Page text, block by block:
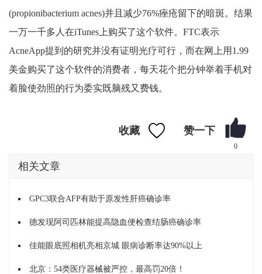
(propionibacterium acnes)并且减少76%痤疮留下的暗斑。结果
一万一千多人在iTunes上购买了这个软件。FTC表示
AcneApp提到的研究并没有证明光疗可行，而在网上用1.99
美金购买了这个软件的消费者，每天花个把分钟举着手机对
着脸使劲照的行为委实既脑残又费钱。
0
收藏
相关文章
GPC3联合AFP有助于原发性肝癌确诊率
德发现阿司匹林能提高隐血便检查结肠癌确诊率
佳能眼底照相机亮相京城 眼病诊断率达90%以上
北京：54类医疗器械被严控，最高罚20倍！